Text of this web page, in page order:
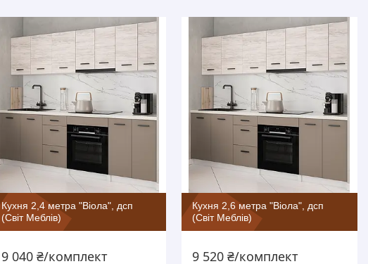
Кухня 2,4 метра "Віола", дсп
(Світ Меблів)
9 040 ₴/комплект
Кухня 2,6 метра "Віола", дсп
(Світ Меблів)
9 520 ₴/комплект